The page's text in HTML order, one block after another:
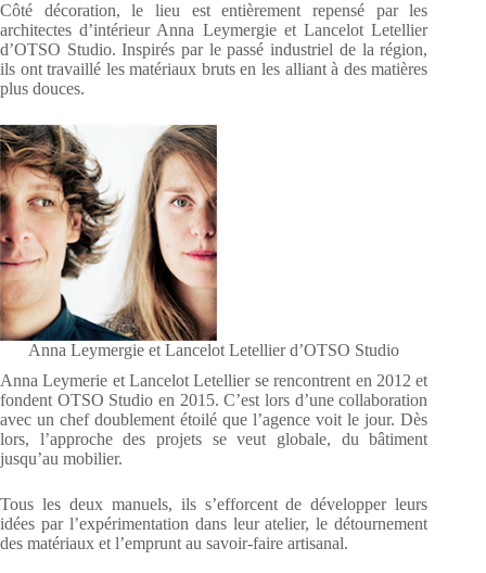
Côté décoration, le lieu est entièrement repensé par les
architectes d’intérieur Anna Leymergie et Lancelot Letellier
d’OTSO Studio. Inspirés par le passé industriel de la région,
ils ont travaillé les matériaux bruts en les alliant à des matières
plus douces.
Anna Leymergie et Lancelot Letellier d’OTSO Studio
Anna Leymerie et Lancelot Letellier se rencontrent en 2012 et
fondent OTSO Studio en 2015. C’est lors d’une collaboration
avec un chef doublement étoilé que l’agence voit le jour. Dès
lors, l’approche des projets se veut globale, du bâtiment
jusqu’au mobilier.
Tous les deux manuels, ils s’efforcent de développer leurs
idées par l’expérimentation dans leur atelier, le détournement
des matériaux et l’emprunt au savoir-faire artisanal.